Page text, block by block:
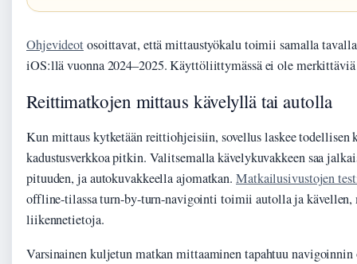
Ohjevideotosoittavat, että mittaustyökalu toimii samalla
iOS:llä vuonna 2024–2025. Käyttöliittymässä ei ole
Reittimatkojen mittaus kävelyllä tai autolla
Kun mittaus kytketään reittiohjeisiin, sovellus laskee todellisen
kadustusverkkoa pitkin. Valitsemalla kävelykuvakkeen saa
pituuden, ja autokuvakkeella ajomatkan. Matkailusivustojen
offline-tilassa turn-by-turn-navigointi toimii autolla ja kävellen,
liikennetietoja.
Varsinainen kuljetun matkan mittaaminen tapahtuu navigoinnin